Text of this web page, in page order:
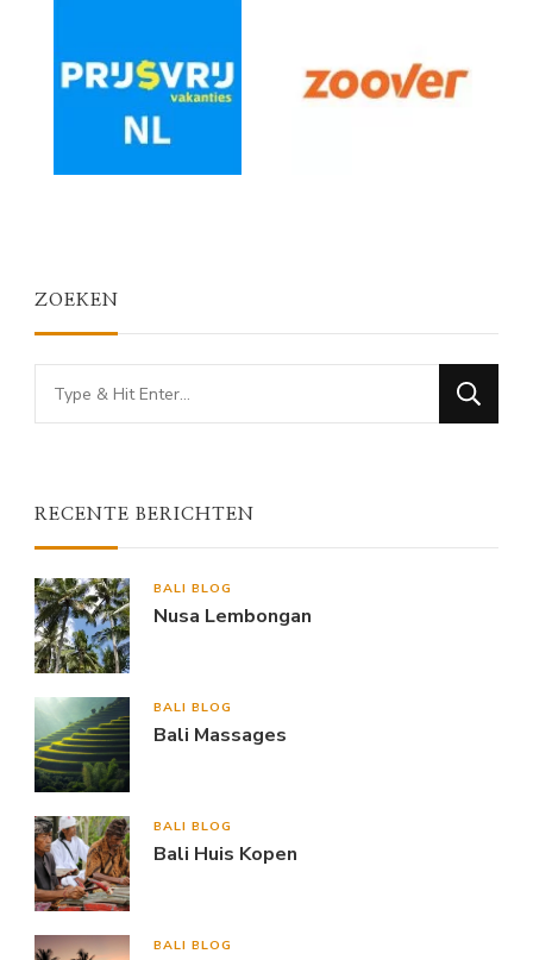
ZOEKEN
Looking
for
RECENTE BERICHTEN
BALI BLOG
Nusa Lembongan
BALI BLOG
Bali Massages
BALI BLOG
Bali Huis Kopen
BALI BLOG